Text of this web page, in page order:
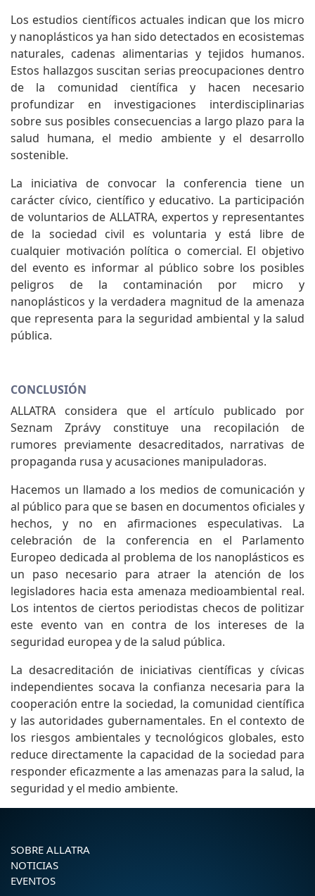
Los estudios científicos actuales indican que los micro
y nanoplásticos ya han sido detectados en ecosistemas
naturales, cadenas alimentarias y tejidos humanos.
Estos hallazgos suscitan serias preocupaciones dentro
de la comunidad científica y hacen necesario
profundizar en investigaciones interdisciplinarias
sobre sus posibles consecuencias a largo plazo para la
salud humana, el medio ambiente y el desarrollo
sostenible.
La iniciativa de convocar la conferencia tiene un
carácter cívico, científico y educativo. La participación
de voluntarios de ALLATRA, expertos y representantes
de la sociedad civil es voluntaria y está libre de
cualquier motivación política o comercial. El objetivo
del evento es informar al público sobre los posibles
peligros de la contaminación por micro y
nanoplásticos y la verdadera magnitud de la amenaza
que representa para la seguridad ambiental y la salud
pública.
CONCLUSIÓN
ALLATRA considera que el artículo publicado por
Seznam Zprávy constituye una recopilación de
rumores previamente desacreditados, narrativas de
propaganda rusa y acusaciones manipuladoras.
Hacemos un llamado a los medios de comunicación y
al público para que se basen en documentos oficiales y
hechos, y no en afirmaciones especulativas. La
celebración de la conferencia en el Parlamento
Europeo dedicada al problema de los nanoplásticos es
un paso necesario para atraer la atención de los
legisladores hacia esta amenaza medioambiental real.
Los intentos de ciertos periodistas checos de politizar
este evento van en contra de los intereses de la
seguridad europea y de la salud pública.
La desacreditación de iniciativas científicas y cívicas
independientes socava la confianza necesaria para la
cooperación entre la sociedad, la comunidad científica
y las autoridades gubernamentales. En el contexto de
los riesgos ambientales y tecnológicos globales, esto
reduce directamente la capacidad de la sociedad para
responder eficazmente a las amenazas para la salud, la
seguridad y el medio ambiente.
SOBRE ALLATRA
NOTICIAS
EVENTOS